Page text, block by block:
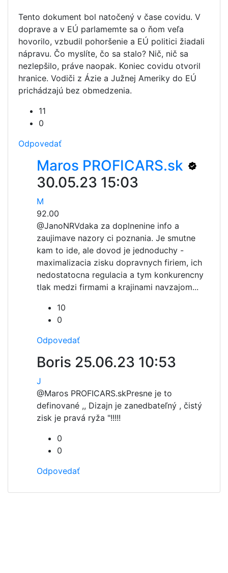
Tento dokument bol natočený v čase covidu. V
doprave a v EÚ parlamemte sa o ňom veľa
hovorilo, vzbudil pohoršenie a EÚ politici žiadali
nápravu. Čo myslíte, čo sa stalo? Nič, nič sa
nezlepšilo, práve naopak. Koniec covidu otvoril
hranice. Vodiči z Ázie a Južnej Ameriky do EÚ
prichádzajú bez obmedzenia.
11
0
Odpovedať
Maros PROFICARS.sk
30.05.23 15:03
M
92.00
@JanoNRVdaka za doplnenine info a
zaujimave nazory ci poznania. Je smutne
kam to ide, ale dovod je jednoduchy -
maximalizacia zisku dopravnych firiem, ich
nedostatocna regulacia a tym konkurencny
tlak medzi firmami a krajinami navzajom...
10
0
Odpovedať
Boris 25.06.23 10:53
J
@Maros PROFICARS.skPresne je to
definované ,, Dizajn je zanedbateľný , čistý
zisk je pravá ryža "!!!!!
0
0
Odpovedať